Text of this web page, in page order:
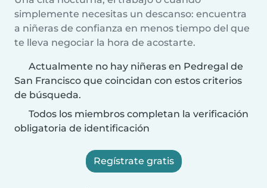
simplemente necesitas un descanso: encuentra
a niñeras de confianza en menos tiempo del que
te lleva negociar la hora de acostarte.
Actualmente no hay niñeras en Pedregal de
San Francisco que coincidan con estos criterios
de búsqueda.
Todos los miembros completan la verificación
obligatoria de identificación
Regístrate gratis